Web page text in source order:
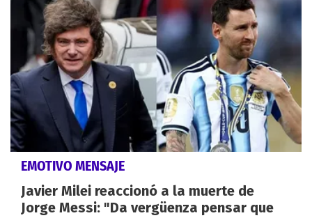
EMOTIVO MENSAJE
Javier Milei reaccionó a la muerte de
Jorge Messi: "Da vergüenza pensar que